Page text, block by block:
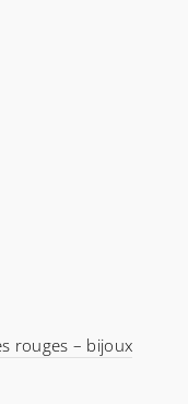
rouges – bijoux